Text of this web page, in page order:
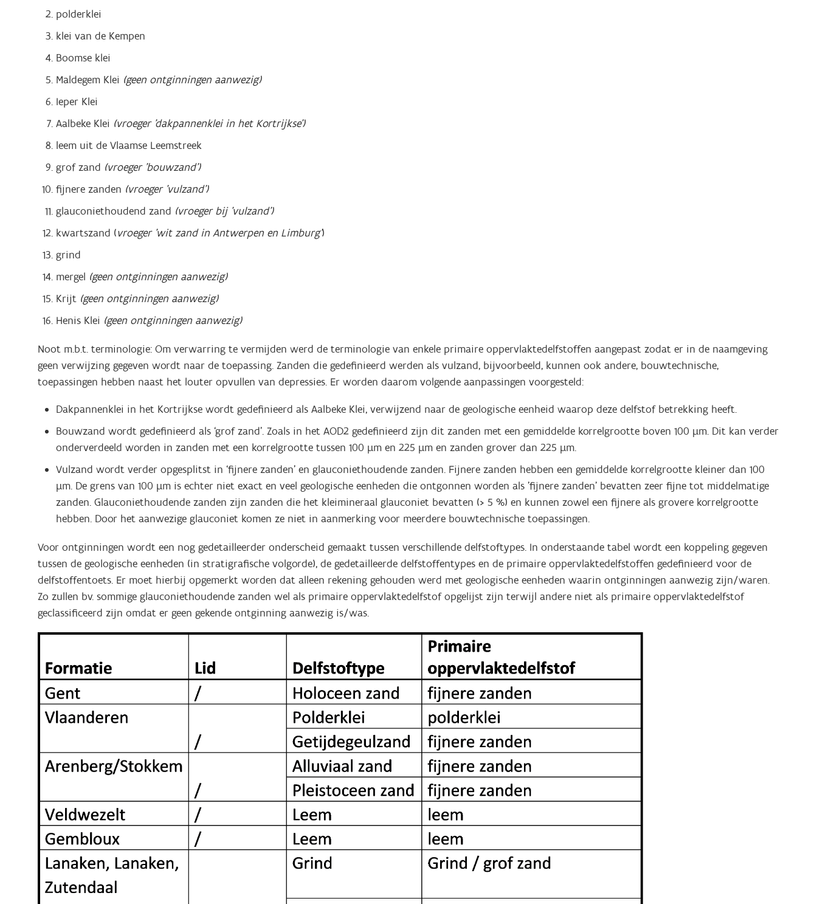
polderklei
klei van de Kempen
Boomse klei
Maldegem Klei (geen ontginningen aanwezig)
Ieper Klei
Aalbeke Klei (vroeger 'dakpannenklei in het Kortrijkse')
leem uit de Vlaamse Leemstreek
grof zand (vroeger 'bouwzand')
fijnere zanden (vroeger 'vulzand')
glauconiethoudend zand (vroeger bij 'vulzand')
kwartszand (vroeger 'wit zand in Antwerpen en Limburg')
grind
mergel (geen ontginningen aanwezig)
Krijt (geen ontginningen aanwezig)
Henis Klei (geen ontginningen aanwezig)
Noot m.b.t. terminologie: Om verwarring te vermijden werd de terminologie van enkele primaire oppervlaktedelfstoffen aangepast zodat er in de naamgeving
geen verwijzing gegeven wordt naar de toepassing. Zanden die gedefinieerd werden als vulzand, bijvoorbeeld, kunnen ook andere, bouwtechnische,
toepassingen hebben naast het louter opvullen van depressies. Er worden daarom volgende aanpassingen voorgesteld:
Dakpannenklei in het Kortrijkse wordt gedefinieerd als Aalbeke Klei, verwijzend naar de geologische eenheid waarop deze delfstof betrekking heeft.
Bouwzand wordt gedefinieerd als ‘grof zand’. Zoals in het AOD2 gedefinieerd zijn dit zanden met een gemiddelde korrelgrootte boven 100 µm. Dit kan verder
onderverdeeld worden in zanden met een korrelgrootte tussen 100 µm en 225 µm en zanden grover dan 225 µm.
Vulzand wordt verder opgesplitst in ‘fijnere zanden’ en glauconiethoudende zanden. Fijnere zanden hebben een gemiddelde korrelgrootte kleiner dan 100
µm. De grens van 100 µm is echter niet exact en veel geologische eenheden die ontgonnen worden als 'fijnere zanden' bevatten zeer fijne tot middelmatige
zanden. Glauconiethoudende zanden zijn zanden die het kleimineraal glauconiet bevatten (> 5 %) en kunnen zowel een fijnere als grovere korrelgrootte
hebben. Door het aanwezige glauconiet komen ze niet in aanmerking voor meerdere bouwtechnische toepassingen.
Voor ontginningen wordt een nog gedetailleerder onderscheid gemaakt tussen verschillende delfstoftypes. In onderstaande tabel wordt een koppeling gegeven
tussen de geologische eenheden (in stratigrafische volgorde), de gedetailleerde delfstoffentypes en de primaire oppervlaktedelfstoffen gedefinieerd voor de
delfstoffentoets. Er moet hierbij opgemerkt worden dat alleen rekening gehouden werd met geologische eenheden waarin ontginningen aanwezig zijn/waren.
Zo zullen bv. sommige glauconiethoudende zanden wel als primaire oppervlaktedelfstof opgelijst zijn terwijl andere niet als primaire oppervlaktedelfstof
geclassificeerd zijn omdat er geen gekende ontginning aanwezig is/was.